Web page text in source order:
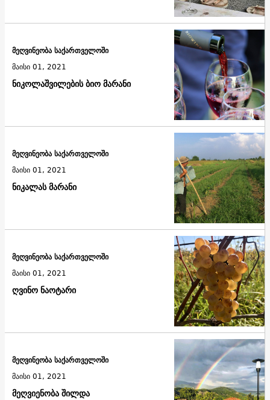
ნიკოლაშვილების ბიო მარანი
მეღვინეობა საქართველოში
მაისი 01, 2021
ნიკალას მარანი
მეღვინეობა საქართველოში
მაისი 01, 2021
ღვინო ნაოტარი
მეღვინეობა საქართველოში
მაისი 01, 2021
მეღვიენობა შილდა
მეღვინეობა საქართველოში
მაისი 01, 2021